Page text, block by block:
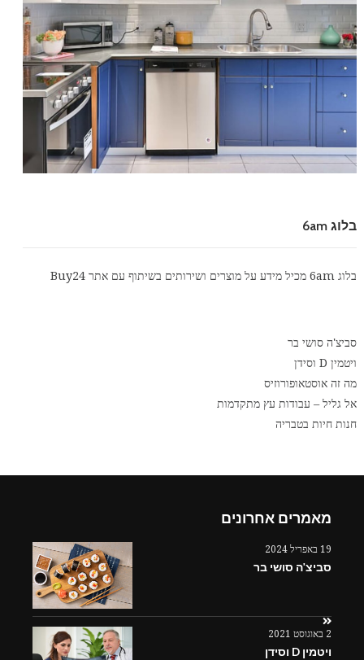
בלוג 6am
בלוג 6am מכיל מידע על מוצרים ושירותים בשיתוף עם אתר Buy24
סביצ'ה סושי בר
ויטמין D וסידן
מה זה אוסטאופורוזיס
אל גליל – עבודות עץ מתקדמות
חנות חיות בטבריה
מאמרים אחרונים
19 באפריל 2024
סביצ'ה סושי בר
2 באוגוסט 2021
ויטמין D וסידן